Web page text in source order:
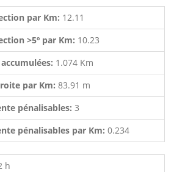
par Km: 12.11
>5º par Km: 10.23
1.074 Km
par Km: 83.91 m
pénalisables: 3
pénalisables par Km: 0.234
h